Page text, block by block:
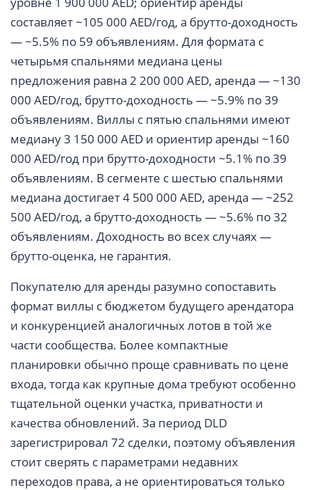
составляет ~105 000 AED/год, а брутто-доходность
— ~5.5% по 59 объявлениям. Для формата с
четырьмя спальнями медиана цены
предложения равна 2 200 000 AED, аренда — ~130
000 AED/год, брутто-доходность — ~5.9% по 39
объявлениям. Виллы с пятью спальнями имеют
медиану 3 150 000 AED и ориентир аренды ~160
000 AED/год при брутто-доходности ~5.1% по 39
объявлениям. В сегменте с шестью спальнями
медиана достигает 4 500 000 AED, аренда — ~252
500 AED/год, а брутто-доходность — ~5.6% по 32
объявлениям. Доходность во всех случаях —
брутто-оценка, не гарантия.
Покупателю для аренды разумно сопоставить
формат виллы с бюджетом будущего арендатора
и конкуренцией аналогичных лотов в той же
части сообщества. Более компактные
планировки обычно проще сравнивать по цене
входа, тогда как крупные дома требуют особенно
тщательной оценки участка, приватности и
качества обновлений. За период DLD
зарегистрировал 72 сделки, поэтому объявления
стоит сверять с параметрами недавних
переходов права, а не ориентироваться только